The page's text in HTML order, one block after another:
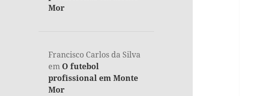
Mor
Francisco Carlos da Silva
em O futebol
profissional em Monte
Mor